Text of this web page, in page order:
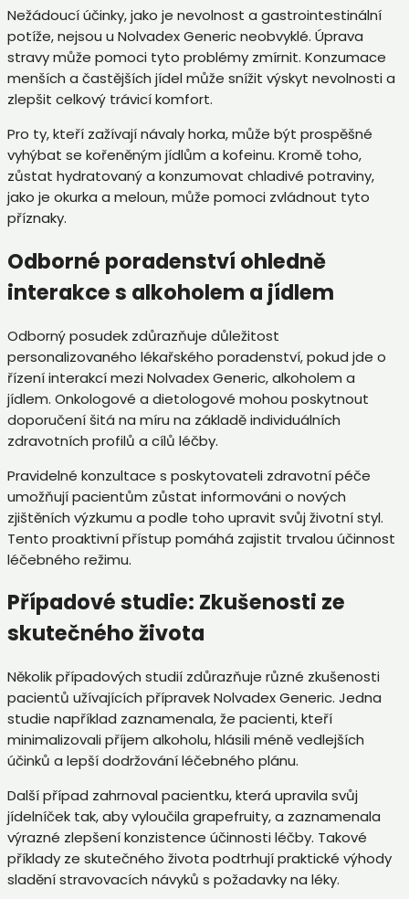
Nežádoucí účinky, jako je nevolnost a gastrointestinální
potíže, nejsou u Nolvadex Generic neobvyklé. Úprava
stravy může pomoci tyto problémy zmírnit. Konzumace
menších a častějších jídel může snížit výskyt nevolnosti a
zlepšit celkový trávicí komfort.
Pro ty, kteří zažívají návaly horka, může být prospěšné
vyhýbat se kořeněným jídlům a kofeinu. Kromě toho,
zůstat hydratovaný a konzumovat chladivé potraviny,
jako je okurka a meloun, může pomoci zvládnout tyto
příznaky.
Odborné poradenství ohledně
interakce s alkoholem a jídlem
Odborný posudek zdůrazňuje důležitost
personalizovaného lékařského poradenství, pokud jde o
řízení interakcí mezi Nolvadex Generic, alkoholem a
jídlem. Onkologové a dietologové mohou poskytnout
doporučení šitá na míru na základě individuálních
zdravotních profilů a cílů léčby.
Pravidelné konzultace s poskytovateli zdravotní péče
umožňují pacientům zůstat informováni o nových
zjištěních výzkumu a podle toho upravit svůj životní styl.
Tento proaktivní přístup pomáhá zajistit trvalou účinnost
léčebného režimu.
Případové studie: Zkušenosti ze
skutečného života
Několik případových studií zdůrazňuje různé zkušenosti
pacientů užívajících přípravek Nolvadex Generic. Jedna
studie například zaznamenala, že pacienti, kteří
minimalizovali příjem alkoholu, hlásili méně vedlejších
účinků a lepší dodržování léčebného plánu.
Další případ zahrnoval pacientku, která upravila svůj
jídelníček tak, aby vyloučila grapefruity, a zaznamenala
výrazné zlepšení konzistence účinnosti léčby. Takové
příklady ze skutečného života podtrhují praktické výhody
sladění stravovacích návyků s požadavky na léky.